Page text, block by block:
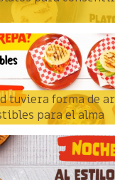
tuviera forma de
para el alma